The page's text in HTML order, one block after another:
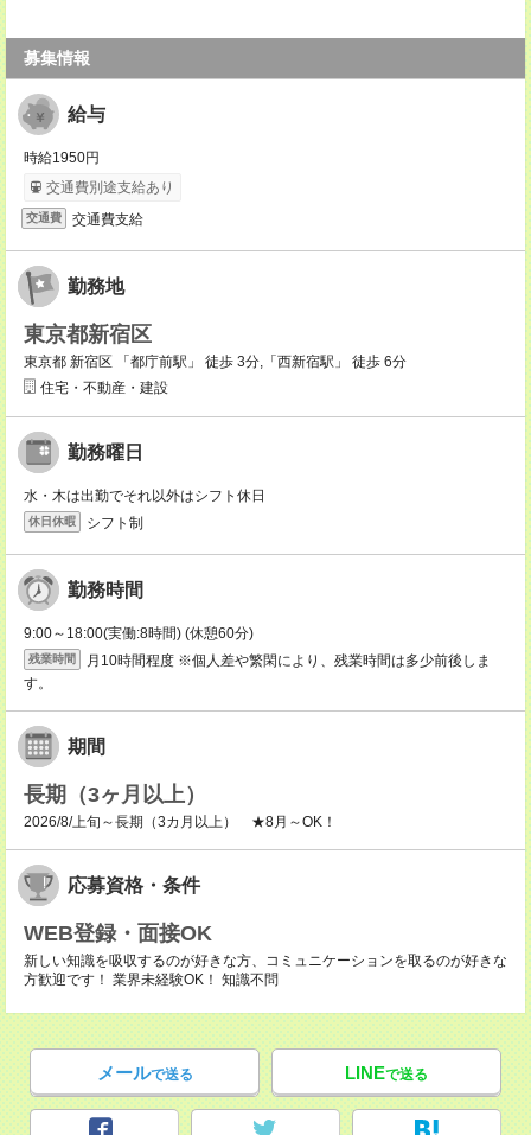
募集情報
給与
時給1950円
交通費別途支給あり
交通費 交通費支給
勤務地
東京都新宿区
東京都 新宿区 「都庁前駅」 徒歩 3分,「西新宿駅」 徒歩 6分
住宅・不動産・建設
勤務曜日
水・木は出勤でそれ以外はシフト休日
休日休暇 シフト制
勤務時間
9:00～18:00(実働:8時間) (休憩60分)
残業時間
月10時間程度 ※個人差や繁閑により、残業時間は多少前後しま
す。
期間
長期（3ヶ月以上）
2026/8/上旬～長期（3カ月以上） ★8月～OK！
応募資格・条件
WEB登録・面接OK
新しい知識を吸収するのが好きな方、コミュニケーションを取るのが好きな
方歓迎です！ 業界未経験OK！ 知識不問
メールで送る LINEで送る